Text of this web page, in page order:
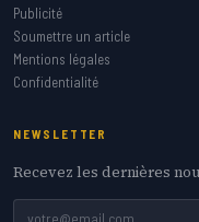
Publicité
Soumettre un article
Mentions légales
Confidentialité
NEWSLETTER
Recevez les dernières